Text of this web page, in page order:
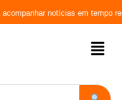
notícias em tempo real